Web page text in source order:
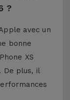
?
avec un
bonne
XS
De plus, il